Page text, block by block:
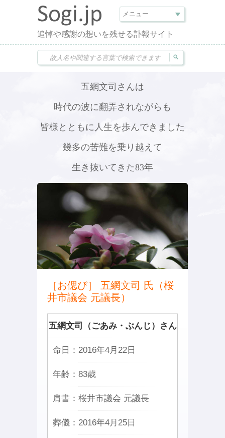
追悼や感謝の想いを残せる訃報サイト
五網文司さんは
時代の波に翻弄されながらも
皆様とともに人生を歩んできました
幾多の苦難を乗り越えて
生き抜いてきた83年
［お偲び］ 五網文司 氏（桜
井市議会 元議長）
五網文司（ごあみ・ぶんじ）さん
命日： 2016年4月22日
年齢： 83歳
肩書： 桜井市議会 元議長
葬儀： 2016年4月25日